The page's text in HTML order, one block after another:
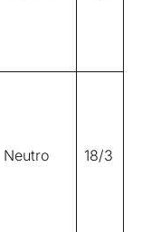
Neutro 18/3